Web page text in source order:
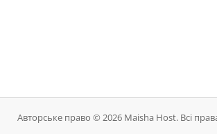
Авторське право © 2026 Maisha Host. Всі